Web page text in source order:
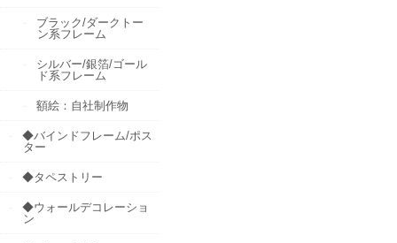
ブラック/ダークトー
ン系フレーム
シルバー/銀箔/ゴール
ド系フレーム
額絵：自社制作物
◆バインドフレーム/ポス
ター
◆タペストリー
◆ウォールデコレーショ
ン